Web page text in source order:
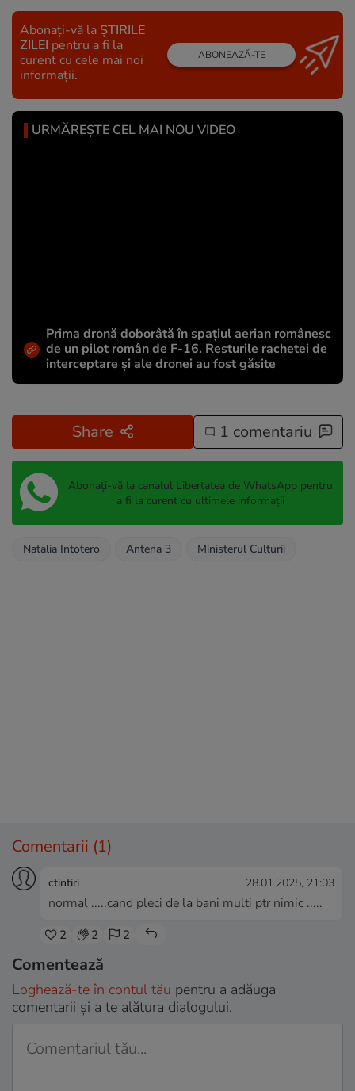
Abonați-vă la ȘTIRILE
ZILEI pentru a fi la
curent cu cele mai noi
informații.
ABONEAZĂ-TE
URMĂREȘTE CEL MAI NOU VIDEO
Prima dronă doborâtă în spațiul aerian românesc
de un pilot român de F-16. Resturile rachetei de
interceptare și ale dronei au fost găsite
Share 1 comentariu
Abonați-vă la canalul Libertatea de WhatsApp pentru
a fi la curent cu ultimele informații
Natalia Intotero Antena 3 Ministerul Culturii
Comentarii (1)
ctintiri 28.01.2025, 21:03
normal .....cand pleci de la bani multi ptr nimic .....
2 2 2
Comentează
Loghează-te în contul tău pentru a adăuga
comentarii și a te alătura dialogului.